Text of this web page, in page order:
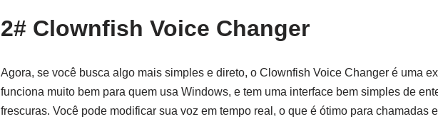
2# Clownfish Voice Changer
Agora, se você busca algo mais simples e direto, o Clownfish Voice Changer é uma
funciona muito bem para quem usa Windows, e tem uma interface bem simples de
frescuras. Você pode modificar sua voz em tempo real, o que é ótimo para chamadas